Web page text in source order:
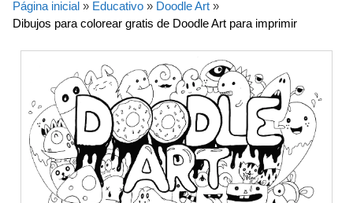
Página inicial » Educativo » Doodle Art »
Dibujos para colorear gratis de Doodle Art para imprimir